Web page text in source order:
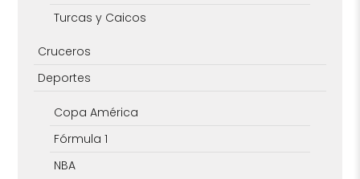
Turcas y Caicos
Cruceros
Deportes
Copa América
Fórmula 1
NBA